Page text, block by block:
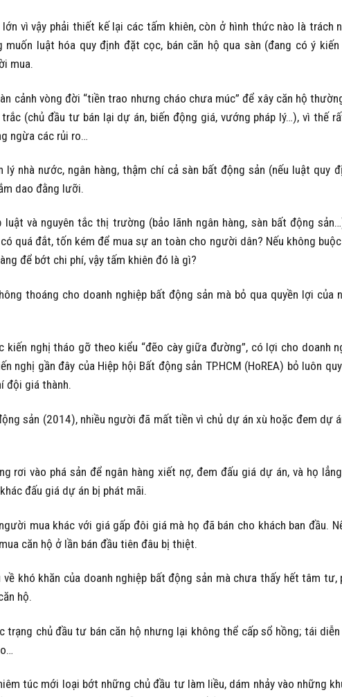
vì vậy phải thiết kế lại các tấm khiên, còn ở hình thức nào là trách
muốn luật hóa quy định đặt cọc, bán căn hộ qua sàn (đang có ý kiến
mua.
cảnh vòng đời “tiền trao nhưng cháo chưa múc” để xây căn hộ
(chủ đầu tư bán lại dự án, biến động giá, vướng pháp lý…), vì thế
ngừa các rủi ro…
lý nhà nước, ngân hàng, thậm chí cả sàn bất động sản (nếu luật quy
dao đằng lưỡi.
và nguyên tắc thị trường (bảo lãnh ngân hàng, sàn bất động
quá đắt, tốn kém để mua sự an toàn cho người dân? Nếu không
để bớt chi phí, vậy tấm khiên đó là gì?
thoáng cho doanh nghiệp bất động sản mà bỏ qua quyền lợi của
kiến nghị tháo gỡ theo kiểu “đẽo cày giữa đường”, có lợi cho doanh
nghị gần đây của Hiệp hội Bất động sản TP.HCM (HoREA) bỏ luôn
đội giá thành.
sản (2014), nhiều người đã mất tiền vì chủ dự án xù hoặc đem dự
rơi vào phá sản để ngân hàng xiết nợ, đem đấu giá dự án, và họ
đấu giá dự án bị phát mãi.
mua khác với giá gấp đôi giá mà họ đã bán cho khách ban đầu.
căn hộ ở lần bán đầu tiên đâu bị thiệt.
khó khăn của doanh nghiệp bất động sản mà chưa thấy hết tâm tư,
hộ.
trạng chủ đầu tư bán căn hộ nhưng lại không thể cấp sổ hồng; tái diễn
túc mới loại bớt những chủ đầu tư làm liều, dám nhảy vào những